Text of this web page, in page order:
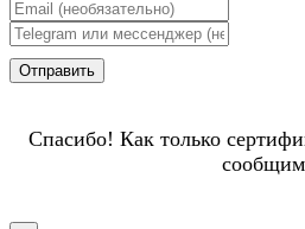
Отправить
Спасибо! Как только